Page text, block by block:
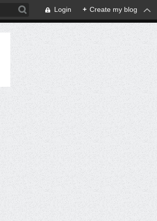
Login + Create my blog